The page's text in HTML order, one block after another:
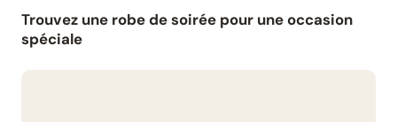
Trouvez une robe de soirée pour une occasion
spéciale